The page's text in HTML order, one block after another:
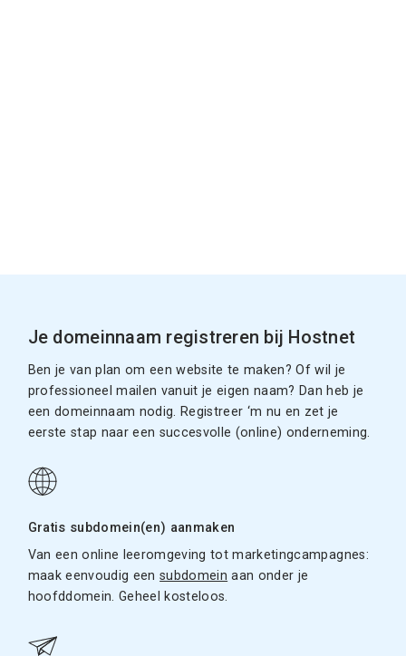
Je domeinnaam registreren bij Hostnet
Ben je van plan om een website te maken? Of wil je
professioneel mailen vanuit je eigen naam? Dan heb je
een domeinnaam nodig. Registreer ‘m nu en zet je
eerste stap naar een succesvolle (online) onderneming.
Gratis subdomein(en) aanmaken
Van een online leeromgeving tot marketingcampagnes:
maak eenvoudig eensubdomein aan onder je
hoofddomein. Geheel kosteloos.